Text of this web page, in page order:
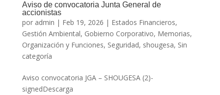
Aviso de convocatoria Junta General de
accionistas
por admin | Feb 19, 2026 | Estados Financieros,
Gestión Ambiental, Gobierno Corporativo, Memorias,
Organización y Funciones, Seguridad, shougesa, Sin
categoría
Aviso convocatoria JGA – SHOUGESA (2)-
signedDescarga